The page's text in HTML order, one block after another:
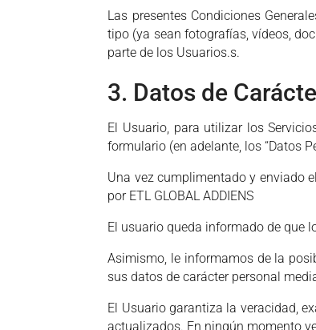
Las presentes Condiciones
tipo (ya sean fotografías, vídeos,
parte de los Usuarios.s.
3. Datos de
El Usuario, para utilizar los
formulario (en adelante, los “Datos
Una vez cumplimentado y enviado
por ETL GLOBAL ADDIENS
El usuario queda informado de que
Asimismo, le informamos de la
sus datos de carácter personal
El Usuario garantiza la veracidad,
actualizados. En ningún momento